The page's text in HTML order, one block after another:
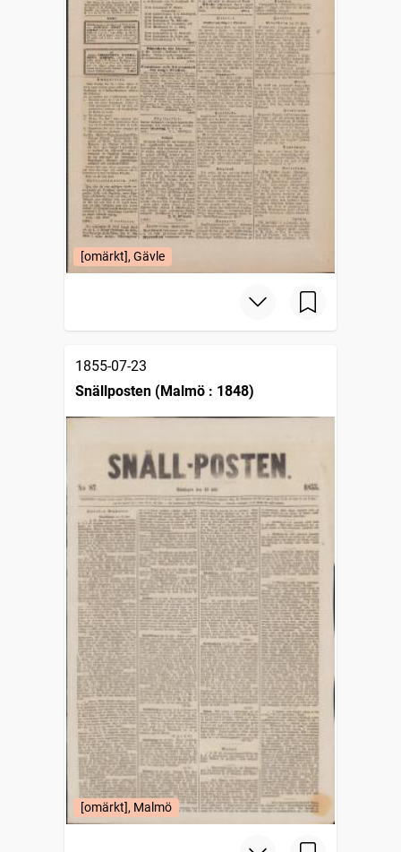
[omärkt], Gävle
1855-07-23
Snällposten (Malmö : 1848)
[omärkt], Malmö